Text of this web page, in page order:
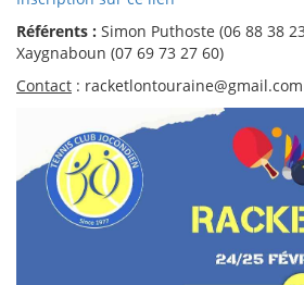
Référents : Simon Puthoste (06 88 38
Xaygnaboun (07 69 73 27 60)
Contact : racketlontouraine@gmail.com